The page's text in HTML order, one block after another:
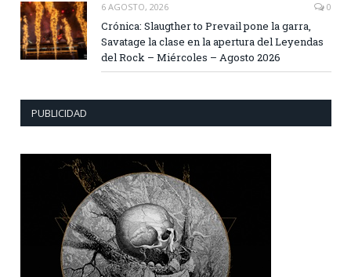
6 AGOSTO, 2026 0
Crónica: Slaugther to Prevail pone la garra,
Savatage la clase en la apertura del Leyendas
del Rock – Miércoles – Agosto 2026
PUBLICIDAD